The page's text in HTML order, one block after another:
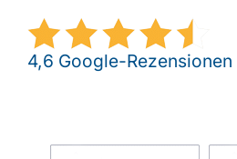
4,6 Google-Rezensionen